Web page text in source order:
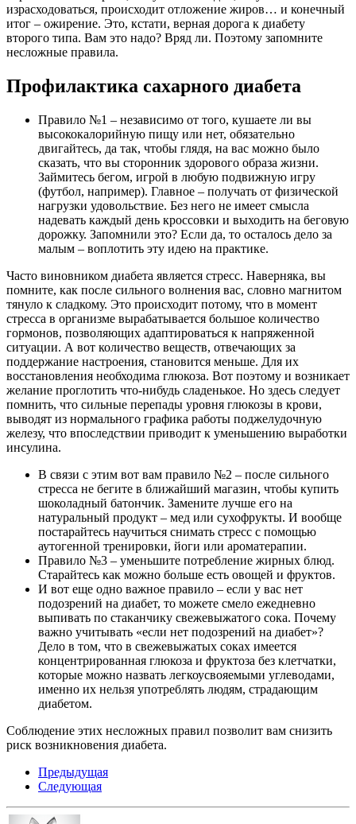
израсходоваться, происходит отложение жиров… и конечный
итог – ожирение. Это, кстати, верная дорога к диабету
второго типа. Вам это надо? Вряд ли. Поэтому запомните
несложные правила.
Профилактика сахарного диабета
Правило №1 – независимо от того, кушаете ли вы
высококалорийную пищу или нет, обязательно
двигайтесь, да так, чтобы глядя, на вас можно было
сказать, что вы сторонник здорового образа жизни.
Займитесь бегом, игрой в любую подвижную игру
(футбол, например). Главное – получать от физической
нагрузки удовольствие. Без него не имеет смысла
надевать каждый день кроссовки и выходить на беговую
дорожку. Запомнили это? Если да, то осталось дело за
малым – воплотить эту идею на практике.
Часто виновником диабета является стресс. Наверняка, вы
помните, как после сильного волнения вас, словно магнитом
тянуло к сладкому. Это происходит потому, что в момент
стресса в организме вырабатывается большое количество
гормонов, позволяющих адаптироваться к напряженной
ситуации. А вот количество веществ, отвечающих за
поддержание настроения, становится меньше. Для их
восстановления необходима глюкоза. Вот поэтому и возникает
желание проглотить что-нибудь сладенькое. Но здесь следует
помнить, что сильные перепады уровня глюкозы в крови,
выводят из нормального графика работы поджелудочную
железу, что впоследствии приводит к уменьшению выработки
инсулина.
В связи с этим вот вам правило №2 – после сильного
стресса не бегите в ближайший магазин, чтобы купить
шоколадный батончик. Замените лучше его на
натуральный продукт – мед или сухофрукты. И вообще
постарайтесь научиться снимать стресс с помощью
аутогенной тренировки, йоги или ароматерапии.
Правило №3 – уменьшите потребление жирных блюд.
Старайтесь как можно больше есть овощей и фруктов.
И вот еще одно важное правило – если у вас нет
подозрений на диабет, то можете смело ежедневно
выпивать по стаканчику свежевыжатого сока. Почему
важно учитывать «если нет подозрений на диабет»?
Дело в том, что в свежевыжатых соках имеется
концентрированная глюкоза и фруктоза без клетчатки,
которые можно назвать легкоусвояемыми углеводами,
именно их нельзя употреблять людям, страдающим
диабетом.
Соблюдение этих несложных правил позволит вам снизить
риск возникновения диабета.
Предыдущая
Следующая